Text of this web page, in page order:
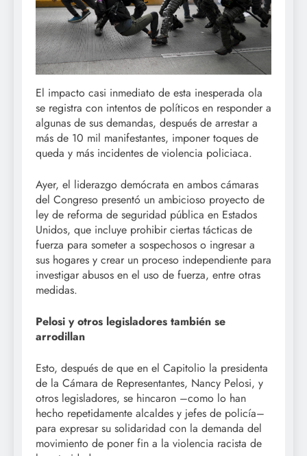
El impacto casi inmediato de esta inesperada ola
se registra con intentos de políticos en responder a
algunas de sus demandas, después de arrestar a
más de 10 mil manifestantes, imponer toques de
queda y más incidentes de violencia policiaca.
Ayer, el liderazgo demócrata en ambos cámaras
del Congreso presentó un ambicioso proyecto de
ley de reforma de seguridad pública en Estados
Unidos, que incluye prohibir ciertas tácticas de
fuerza para someter a sospechosos o ingresar a
sus hogares y crear un proceso independiente para
investigar abusos en el uso de fuerza, entre otras
medidas.
Pelosi y otros legisladores también se
arrodillan
Esto, después de que en el Capitolio la presidenta
de la Cámara de Representantes, Nancy Pelosi, y
otros legisladores, se hincaron –como lo han
hecho repetidamente alcaldes y jefes de policía–
para expresar su solidaridad con la demanda del
movimiento de poner fin a la violencia racista de